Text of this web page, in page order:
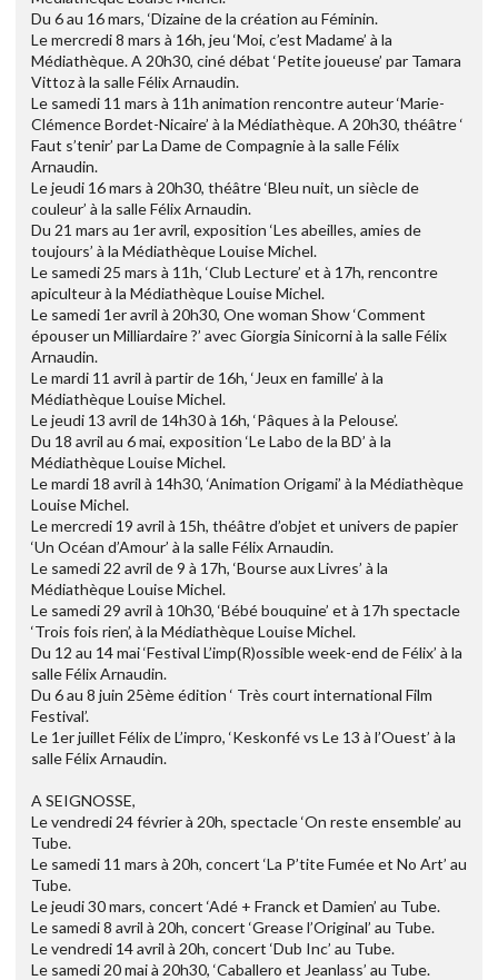
Du 6 au 16 mars, ‘Dizaine de la création au Féminin.
Le mercredi 8 mars à 16h, jeu ‘Moi, c’est Madame’ à la
Médiathèque. A 20h30, ciné débat ‘Petite joueuse’ par Tamara
Vittoz à la salle Félix Arnaudin.
Le samedi 11 mars à 11h animation rencontre auteur ‘Marie-
Clémence Bordet-Nicaire’ à la Médiathèque. A 20h30, théâtre ‘
Faut s’tenir’ par La Dame de Compagnie à la salle Félix
Arnaudin.
Le jeudi 16 mars à 20h30, théâtre ‘Bleu nuit, un siècle de
couleur’ à la salle Félix Arnaudin.
Du 21 mars au 1er avril, exposition ‘Les abeilles, amies de
toujours’ à la Médiathèque Louise Michel.
Le samedi 25 mars à 11h, ‘Club Lecture’ et à 17h, rencontre
apiculteur à la Médiathèque Louise Michel.
Le samedi 1er avril à 20h30, One woman Show ‘Comment
épouser un Milliardaire ?’ avec Giorgia Sinicorni à la salle Félix
Arnaudin.
Le mardi 11 avril à partir de 16h, ‘Jeux en famille’ à la
Médiathèque Louise Michel.
Le jeudi 13 avril de 14h30 à 16h, ‘Pâques à la Pelouse’.
Du 18 avril au 6 mai, exposition ‘Le Labo de la BD’ à la
Médiathèque Louise Michel.
Le mardi 18 avril à 14h30, ‘Animation Origami’ à la Médiathèque
Louise Michel.
Le mercredi 19 avril à 15h, théâtre d’objet et univers de papier
‘Un Océan d’Amour’ à la salle Félix Arnaudin.
Le samedi 22 avril de 9 à 17h, ‘Bourse aux Livres’ à la
Médiathèque Louise Michel.
Le samedi 29 avril à 10h30, ‘Bébé bouquine’ et à 17h spectacle
‘Trois fois rien’, à la Médiathèque Louise Michel.
Du 12 au 14 mai ‘Festival L’imp(R)ossible week-end de Félix’ à la
salle Félix Arnaudin.
Du 6 au 8 juin 25ème édition ‘ Très court international Film
Festival’.
Le 1er juillet Félix de L’impro, ‘Keskonfé vs Le 13 à l’Ouest’ à la
salle Félix Arnaudin.
A SEIGNOSSE,
Le vendredi 24 février à 20h, spectacle ‘On reste ensemble’ au
Tube.
Le samedi 11 mars à 20h, concert ‘La P’tite Fumée et No Art’ au
Tube.
Le jeudi 30 mars, concert ‘Adé + Franck et Damien’ au Tube.
Le samedi 8 avril à 20h, concert ‘Grease l’Original’ au Tube.
Le vendredi 14 avril à 20h, concert ‘Dub Inc’ au Tube.
Le samedi 20 mai à 20h30, ‘Caballero et Jeanlass’ au Tube.